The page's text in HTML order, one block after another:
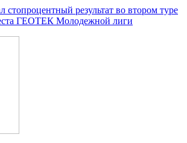
стопроцентный результат во втором туре
ГЕОТЕК Молодежной лиги